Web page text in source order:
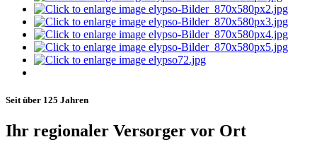
Seit über 125 Jahren
Ihr regionaler Versorger vor Ort